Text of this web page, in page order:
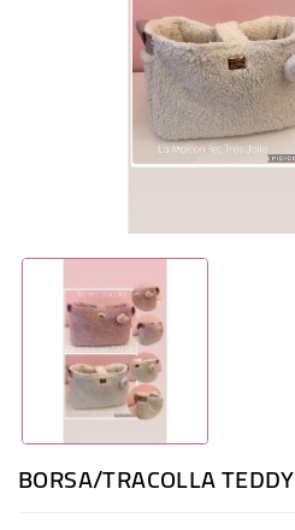
BORSA/TRACOLLA TEDDY